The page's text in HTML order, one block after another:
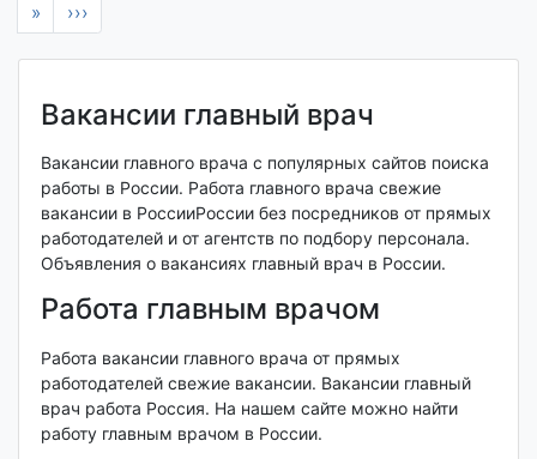
»
›››
Вакансии главный врач
Вакансии главного врача с популярных сайтов поиска
работы в России. Работа главного врача свежие
вакансии в РоссииРоссии без посредников от прямых
работодателей и от агентств по подбору персонала.
Объявления о вакансиях главный врач в России.
Работа главным врачом
Работа вакансии главного врача от прямых
работодателей свежие вакансии. Вакансии главный
врач работа Россия. На нашем сайте можно найти
работу главным врачом в России.